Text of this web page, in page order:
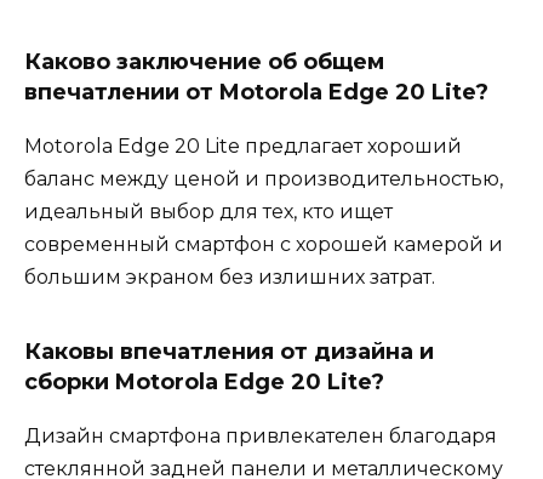
Каково заключение об общем
впечатлении от Motorola Edge 20 Lite?
Motorola Edge 20 Lite предлагает хороший
баланс между ценой и производительностью,
идеальный выбор для тех, кто ищет
современный смартфон с хорошей камерой и
большим экраном без излишних затрат.
Каковы впечатления от дизайна и
сборки Motorola Edge 20 Lite?
Дизайн смартфона привлекателен благодаря
стеклянной задней панели и металлическому